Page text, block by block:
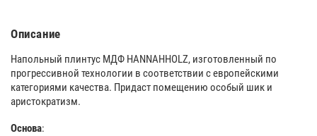
Описание
Напольный плинтус МДФ HANNAHHOLZ, изготовленный по
прогрессивной технологии в соответствии с европейскими
категориями качества. Придаст помещению особый шик и
аристократизм.
Основа: